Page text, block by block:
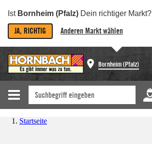
Ist Bornheim (Pfalz) Dein richtiger Markt?
JA, RICHTIG Anderen Markt wählen
Bornheim (Pfalz)
Startseite